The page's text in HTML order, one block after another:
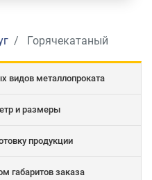
Горячекатаный
видов металлопроката
и размеры
продукции
габаритов заказа